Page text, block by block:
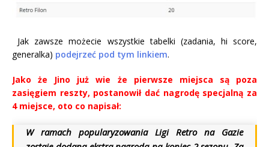
Jak zawsze możecie wszystkie tabelki (zadania, hi score,
generalka) podejrzeć pod tym linkiem.
Jako że Jino już wie że pierwsze miejsca są poza
zasięgiem reszty, postanowił dać nagrodę specjalną za
4 miejsce, oto co napisał:
W ramach popularyzowania Ligi Retro na Gazie